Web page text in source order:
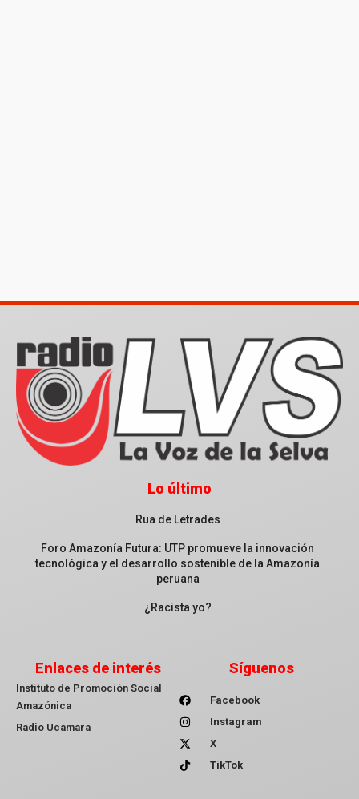
Lo último
Rua de Letrades
Foro Amazonía Futura: UTP promueve la innovación
tecnológica y el desarrollo sostenible de la Amazonía
peruana
¿Racista yo?
Enlaces de interés
Instituto de Promoción Social
Amazónica
Radio Ucamara
Síguenos
Facebook
Instagram
X
TikTok